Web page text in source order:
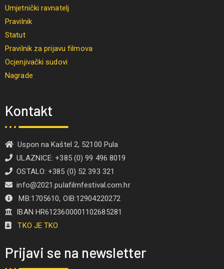
Umjetnički ravnatelj
Pravilnik
Statut
Pravilnik za prijavu filmova
Ocjenjivački sudovi
Nagrade
Kontakt
Uspon na Kaštel 2, 52100 Pula
ULAZNICE: +385 (0) 99 496 8019
OSTALO: +385 (0) 52 393 321
info@2021.pulafilmfestival.com.hr
MB:1705610, OIB:12904220272
IBAN HR6123600001102685281
TKO JE TKO
Prijavi se na newsletter